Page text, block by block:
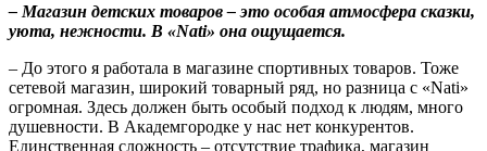
– Магазин детских товаров – это особая атмосфера сказки,
уюта, нежности. В «Nati» она ощущается.
– До этого я работала в магазине спортивных товаров. Тоже
сетевой магазин, широкий товарный ряд, но разница с «Nati»
огромная. Здесь должен быть особый подход к людям, много
душевности. В Академгородке у нас нет конкурентов.
Единственная сложность – отсутствие трафика, магазин